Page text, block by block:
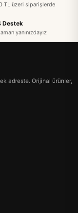
TL üzeri siparişlerde
Destek
yanınızdayız
adreste. Orijinal ürünler,